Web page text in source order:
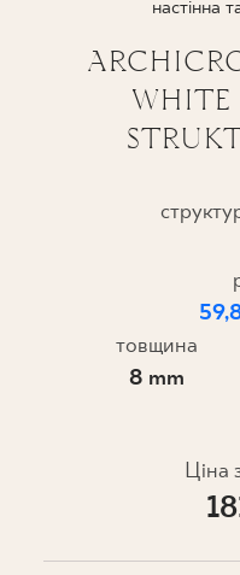
ДЕ
настінна
WHITE
товщина
8 mm
Ціна